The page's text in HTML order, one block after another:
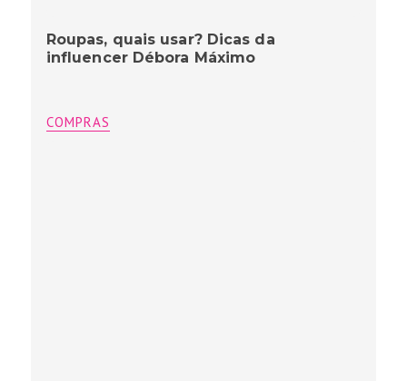
Roupas, quais usar? Dicas da
influencer Débora Máximo
COMPRAS